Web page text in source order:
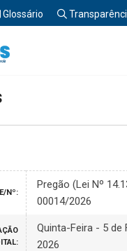
Glossário
Nº:
Pregão (Lei Nº
00014/2026
Quinta-Feira - 5 de
2026